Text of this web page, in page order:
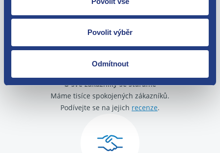
Povolit výběr
Odmítnout
zakoupení. Nebo vám pošleme náhradu.
O své zákazníky se staráme
Máme tisíce spokojených zákazníků.
Podívejte se na jejich recenze.